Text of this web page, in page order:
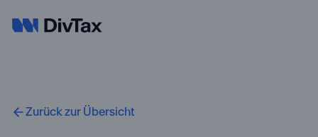
Zurück zur Übersicht